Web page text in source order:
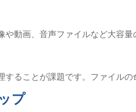
動画、音声ファイルなど大容
ることが課題です。ファイル
プ